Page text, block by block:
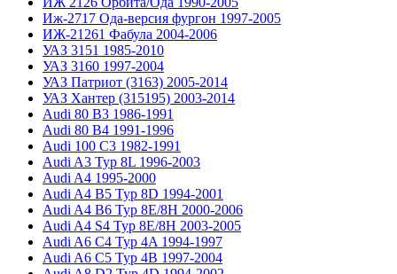
Иж-2717 Ода-версия фургон 1997-2005
ИЖ-21261 Фабула 2004-2006
УАЗ 3151 1985-2010
УАЗ 3160 1997-2004
УАЗ Патриот (3163) 2005-2014
УАЗ Хантер (315195) 2003-2014
Audi 80 B3 1986-1991
Audi 80 B4 1991-1996
Audi 100 C3 1982-1991
Audi A3 Typ 8L 1996-2003
Audi A4 1995-2000
Audi A4 B5 Typ 8D 1994-2001
Audi A4 B6 Typ 8E/8H 2000-2006
Audi A4 S4 Typ 8E/8H 2003-2005
Audi A6 C4 Typ 4A 1994-1997
Audi A6 C5 Typ 4B 1997-2004